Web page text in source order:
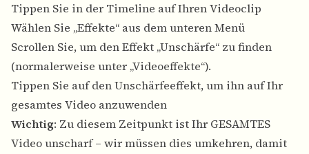
Tippen Sie in der Timeline auf Ihren Videoclip
Wählen Sie „Effekte“ aus dem unteren Menü
Scrollen Sie, um den Effekt „Unschärfe“ zu finden
(normalerweise unter „Videoeffekte“).
Tippen Sie auf den Unschärfeeffekt, um ihn auf Ihr
gesamtes Video anzuwenden
Wichtig: Zu diesem Zeitpunkt ist Ihr GESAMTES
Video unscharf – wir müssen dies umkehren, damit